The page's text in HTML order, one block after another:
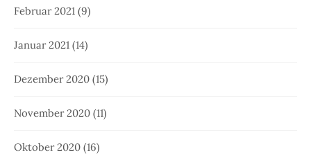
Februar 2021 (9)
Januar 2021 (14)
Dezember 2020 (15)
November 2020 (11)
Oktober 2020 (16)